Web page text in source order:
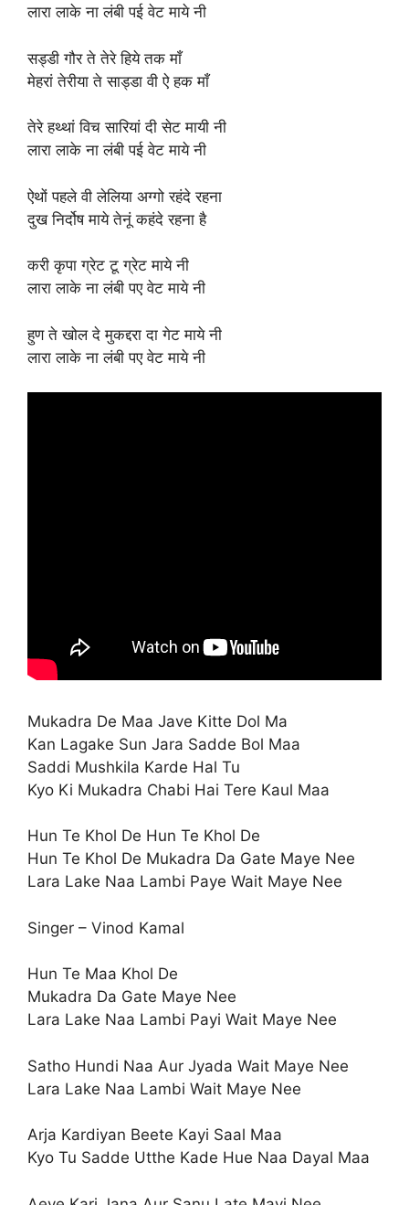
लारा लाके ना लंबी पई वेट माये नी
सड्डी गौर ते तेरे हिये तक माँ
मेहरां तेरीया ते साड्डा वी ऐ हक माँ
तेरे हथ्थां विच सारियां दी सेट मायी नी
लारा लाके ना लंबी पई वेट माये नी
ऐथों पहले वी लेलिया अग्गो रहंदे रहना
दुख निर्दोष माये तेनूं कहंदे रहना है
करी कृपा ग्रेट टू ग्रेट माये नी
लारा लाके ना लंबी पए वेट माये नी
हुण ते खोल दे मुकद्दरा दा गेट माये नी
लारा लाके ना लंबी पए वेट माये नी
Mukadra De Maa Jave Kitte Dol Ma
Kan Lagake Sun Jara Sadde Bol Maa
Saddi Mushkila Karde Hal Tu
Kyo Ki Mukadra Chabi Hai Tere Kaul Maa
Hun Te Khol De Hun Te Khol De
Hun Te Khol De Mukadra Da Gate Maye Nee
Lara Lake Naa Lambi Paye Wait Maye Nee
Singer – Vinod Kamal
Hun Te Maa Khol De
Mukadra Da Gate Maye Nee
Lara Lake Naa Lambi Payi Wait Maye Nee
Satho Hundi Naa Aur Jyada Wait Maye Nee
Lara Lake Naa Lambi Wait Maye Nee
Arja Kardiyan Beete Kayi Saal Maa
Kyo Tu Sadde Utthe Kade Hue Naa Dayal Maa